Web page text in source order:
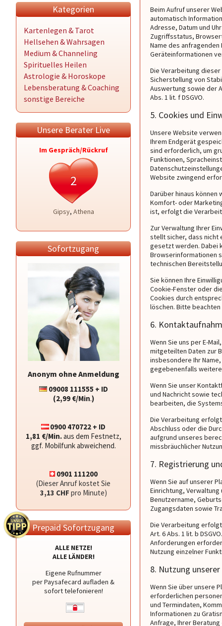
Kategorien
Kartenlegen & Tarot
Hellsehen & Wahrsagen
Medium & Channeling
Spirituelles Heilen
Astrologie & Horoskope
Lebensberatung & Coaching
sonstige Bereiche
Unsere Berater Live
Im Gespräch/Rückruf
2
Gipsy, Athena
Sofortzugang
Anonym ohne Anmeldung
09008 111555 + ID
(2,99 €/Min.)
0900 470722 + ID
1,81 €/Min.aus dem Festnetz,
ggf. Mobilfunk abweichend.
0901 111200
(Dieser Anruf kostet Sie
3,13 CHF pro Minute)
Prepaid Sofortzugang
ALLE NETZE!
ALLE LÄNDER!
Eigene Rufnummer
per Paysafecard aufladen &
sofort telefonieren!
Beim Aufruf unserer
automatisch
Adresse, Datum und
Zugriffsstatus,
Name des
Geräteinformationen
Die Verarbeitung
Sicherstellung von
Auswertung sowie der
Abs. 1 lit. f DSGVO.
5. Cookies und
Unsere Website
Ihrem Endgerät
sind erforderlich, um
Funktionen,
Website zwingend
Darüber hinaus
Komfort- oder
ist, erfolgt die
Zur Verwaltung Ihrer
stellt sicher, dass nicht
gesetzt werden. Dabei
Browserinformationen
technischen
Sie können Ihre
Cookie-Fenster oder
Cookies durch
löschen. Bitte
6.
Wenn Sie uns per E-
mitgeteilten Daten zur
insbesondere Ihr
gegebenenfalls
Wenn Sie unser
und Nachricht sowie
bearbeiten, die
Die Verarbeitung
Abschluss oder die
aufgrund unseres
missbräuchlicher
7. Registrierung
Wenn Sie auf unserer
Einrichtung,
Benutzername,
Zugangsdaten sowie
Die Verarbeitung
Art. 6 Abs. 1 lit. b
Anforderungen
Nutzung einzelner
8. Nutzung
Wenn Sie über unsere
erforderlichen
und Termindaten,
Informationen zu
Anfrage, Ihrer